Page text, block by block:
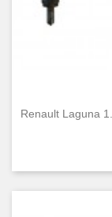
Renault Laguna